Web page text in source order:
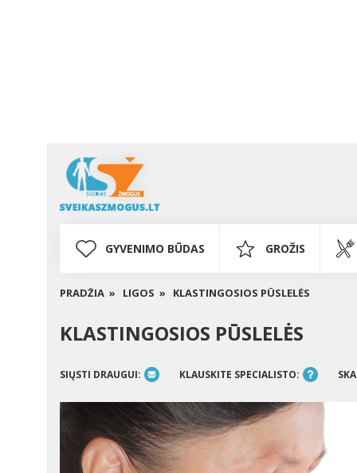
GYVENIMO BŪDAS GROŽIS
PRADŽIA » LIGOS » KLASTINGOSIOS PŪSLELĖS
KLASTINGOSIOS PŪSLELĖS
SIŲSTI DRAUGUI: KLAUSKITE SPECIALISTO: